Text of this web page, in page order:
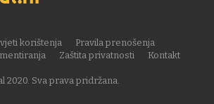
Sva prava pridržana.
korištenja
Pravila prenošenja
Zaštita privatnosti
Kontakt